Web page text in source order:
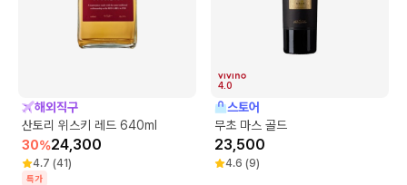
해외직구
산토리 위스키 레드 640ml
30%24,300
4.7 (41)
특가
4.0
스토어
무초 마스 골드
23,500
4.6 (9)